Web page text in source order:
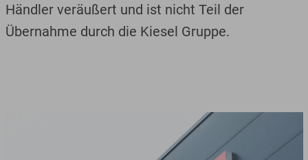
Händler veräußert und ist nicht Teil der
Übernahme durch die Kiesel Gruppe.